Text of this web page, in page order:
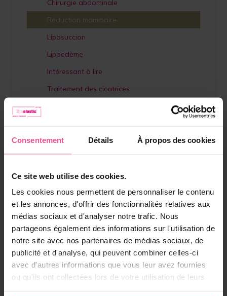
Consentement Détails À propos des cookies
Ce site web utilise des cookies.
Les cookies nous permettent de personnaliser le contenu
et les annonces, d'offrir des fonctionnalités relatives aux
médias sociaux et d'analyser notre trafic. Nous
partageons également des informations sur l'utilisation de
notre site avec nos partenaires de médias sociaux, de
publicité et d'analyse, qui peuvent combiner celles-ci
avec d'autres informations que vous leur avez fournies
ou qu'ils ont collectées lors de votre utilisation de leurs
Chirurgie abdominale
Réduction mammaire
Liposuccion
Lipoedème
Intéressant à lire
Traitement des cicatrices
Chirurgie plastique
L´ÉQUIPE LIPOELASTIC